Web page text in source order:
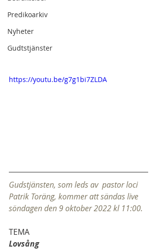
Predikoarkiv
Nyheter
Gudtstjänster
https://youtu.be/g7g1bi7ZLDA
Gudstjänsten, som leds av  pastor loci
Patrik Toräng, kommer att sändas live
söndagen den 9 oktober 2022 kl 11:00.
TEMA
Lovsång